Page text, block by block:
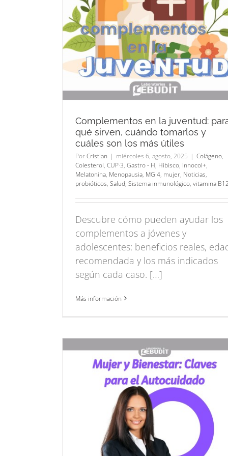
Complementos en la juventud:
qué sirven, cuándo tomarlos y
cuáles son los más útiles
PorCristian | miércoles 6, agosto, 2025 | Colágeno,
Colesterol, CUP·3, Gastro - H, Hibisco, Innocol+,
Melatonina, Menopausia, MG·4, mujer, Noticias,
probióticos, Salud, Sistema inmunológico, vitamina B12
Descubre cómo pueden ayudar los
complementos a jóvenes y
adolescentes: beneficios reales,
recomendada y los más indicados
según cada caso. […]
Más información
Vitamina B12:
energía y protege tu
Noticias Salud vitamina B12
Verano, mejor con
B.Green Hibisco Lebudit Noticias